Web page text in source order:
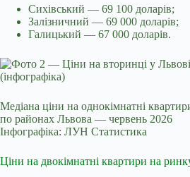
Сихівський — 69 100 доларів;
Залізничний — 69 000 доларів;
Галицький — 67 000 доларів.
Медіана ціни на однокімнатні
по районах Львова — червень 2026
Інфографіка: ЛУН Статистика
Ціни на двокімнатні квартири на